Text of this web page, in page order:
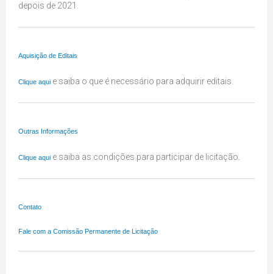
depois de 2021.
Aquisição de Editais
Clique aqui e saiba o que é necessário para adquirir editais.
Outras Informações
Clique aqui e saiba as condições para participar de licitação.
Contato
Fale com a Comissão Permanente de Licitação